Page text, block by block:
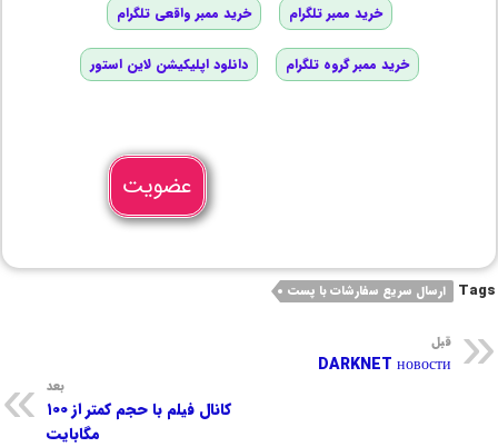
خرید ممبر تلگرام خرید ممبر واقعی تلگرام
خرید ممبر گروه تلگرام دانلود اپلیکیشن لاین استور
عضویت
Tags ارسال سریع سفارشات با پست
قبل
DARKNET новости
بعد
کانال فیلم با حجم کمتر از ۱۰۰
مگابایت